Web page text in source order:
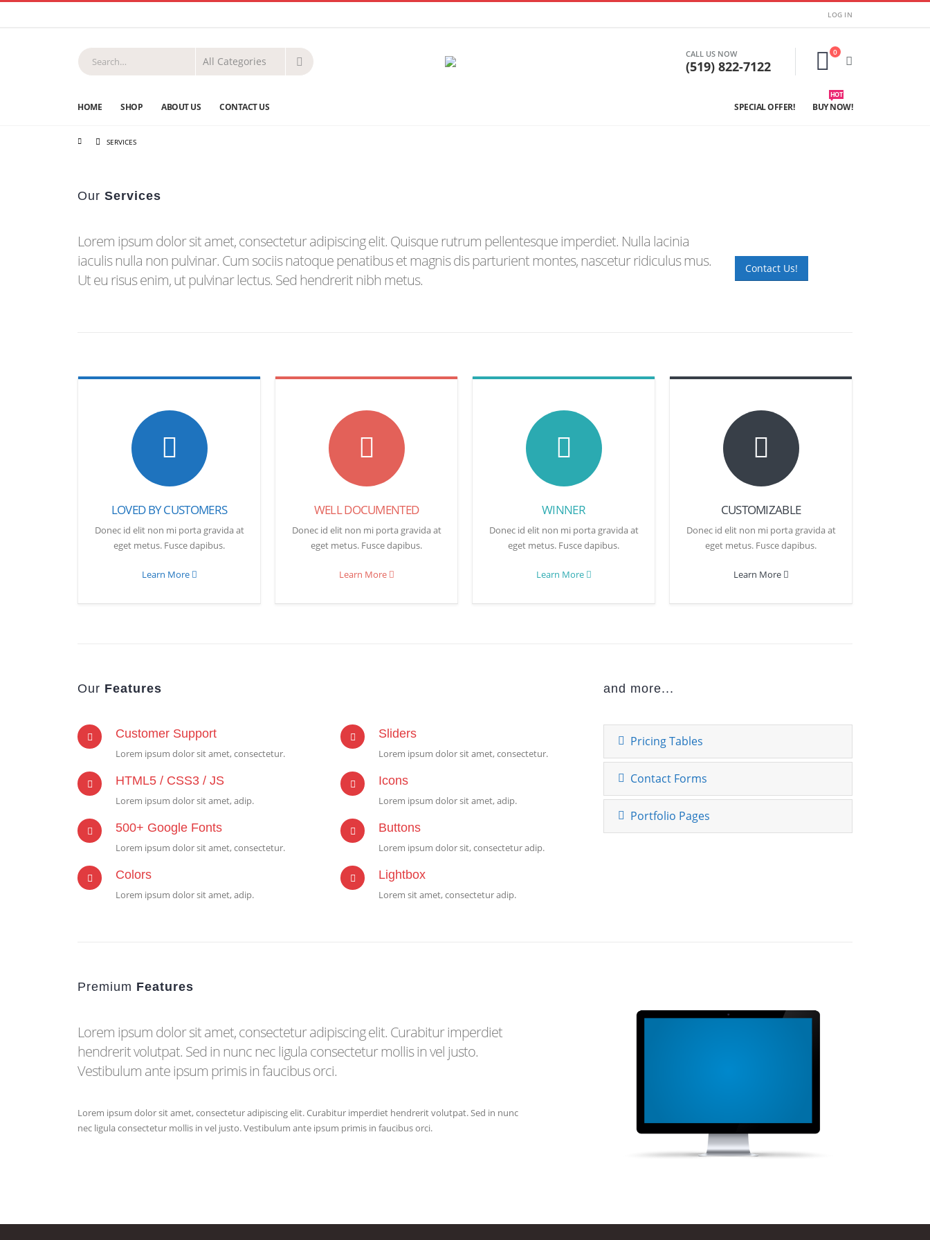
LOG IN
CALL US NOW
(519) 822-7122
0
HOME SHOP ABOUT US CONTACT US SPECIAL OFFER! BUY NOW!
HOT
SERVICES
Our Services
Lorem ipsum dolor sit amet, consectetur adipiscing elit. Quisque rutrum pellentesque imperdiet. Nulla lacinia
iaculis nulla non pulvinar. Cum sociis natoque penatibus et magnis dis parturient montes, nascetur ridiculus mus.
Ut eu risus enim, ut pulvinar lectus. Sed hendrerit nibh metus.
Contact Us!
LOVED BY CUSTOMERS
Donec id elit non mi porta gravida at
eget metus. Fusce dapibus.
Learn More
WELL DOCUMENTED
Donec id elit non mi porta gravida at
eget metus. Fusce dapibus.
Learn More
WINNER
Donec id elit non mi porta gravida at
eget metus. Fusce dapibus.
Learn More
CUSTOMIZABLE
Donec id elit non mi porta gravida at
eget metus. Fusce dapibus.
Learn More
Our Features
Customer Support
Lorem ipsum dolor sit amet, consectetur.
Sliders
Lorem ipsum dolor sit amet, consectetur.
HTML5 / CSS3 / JS
Lorem ipsum dolor sit amet, adip.
Icons
Lorem ipsum dolor sit amet, adip.
500+ Google Fonts
Lorem ipsum dolor sit amet, consectetur.
Buttons
Lorem ipsum dolor sit, consectetur adip.
Colors
Lorem ipsum dolor sit amet, adip.
Lightbox
Lorem sit amet, consectetur adip.
and more...
Pricing Tables
Contact Forms
Portfolio Pages
Premium Features
Lorem ipsum dolor sit amet, consectetur adipiscing elit. Curabitur imperdiet
hendrerit volutpat. Sed in nunc nec ligula consectetur mollis in vel justo.
Vestibulum ante ipsum primis in faucibus orci.
Lorem ipsum dolor sit amet, consectetur adipiscing elit. Curabitur imperdiet hendrerit volutpat. Sed in nunc
nec ligula consectetur mollis in vel justo. Vestibulum ante ipsum primis in faucibus orci.